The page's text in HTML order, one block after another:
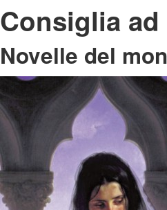
Consiglia
Novelle del